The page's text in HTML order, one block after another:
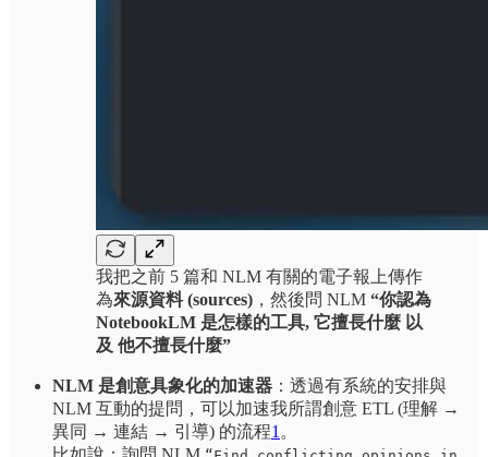
我把之前 5 篇和 NLM 有關的電子報上傳作
為來源資料 (sources) ，然後問 NLM “你認為
NotebookLM 是怎樣的工具, 它擅長什麼 以
及 他不擅長什麼”
NLM 是創意具象化的加速器 ：透過有系統的安排與
NLM 互動的提問，可以加速我所謂創意 ETL (理解 →
異同 → 連結 → 引導) 的流程1 。